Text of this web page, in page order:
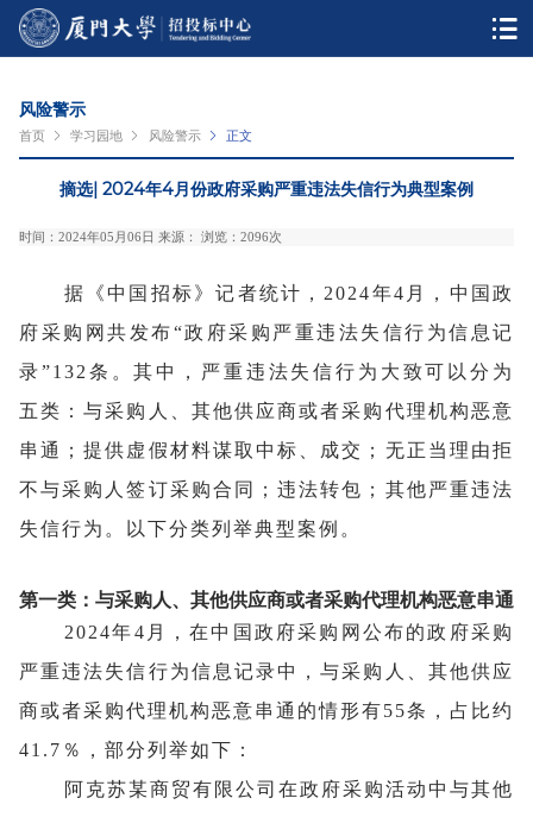
风险警示
首页 学习园地 风险警示 正文
摘选| 2024年4月份政府采购严重违法失信行为典型案例
时间：2024年05月06日 来源： 浏览： 2096次
据《中国招标》记者统计，2024年4月，中国政
府采购网共发布“政府采购严重违法失信行为信息记
录”132条。其中，严重违法失信行为大致可以分为
五类：与采购人、其他供应商或者采购代理机构恶意
串通；提供虚假材料谋取中标、成交；无正当理由拒
不与采购人签订采购合同；违法转包；其他严重违法
失信行为。以下分类列举典型案例。
第一类：与采购人、其他供应商或者采购代理机构恶意串通
2024年4月，在中国政府采购网公布的政府采购
严重违法失信行为信息记录中，与采购人、其他供应
商或者采购代理机构恶意串通的情形有55条，占比约
41.7％，部分列举如下 ：
阿克苏某商贸有限公司在政府采购活动中与其他